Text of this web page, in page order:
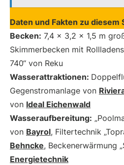
Daten und Fakten zu diesem
Becken: 7,4 x 3,2 x 1,5 m
Skimmerbecken mit
740“ von Reku
Wasserattraktionen:
Gegenstromanlage von
von Ideal Eichenwald
Wasseraufbereitung:
von Bayrol, Filtertechnik
Behncke, Beckenerwärmung
Energietechnik